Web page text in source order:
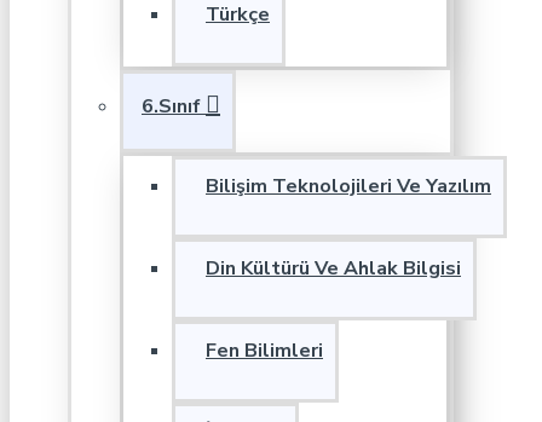
Türkçe
6.Sınıf
Bilişim Teknolojileri Ve Yazılım
Din Kültürü Ve Ahlak Bilgisi
Fen Bilimleri